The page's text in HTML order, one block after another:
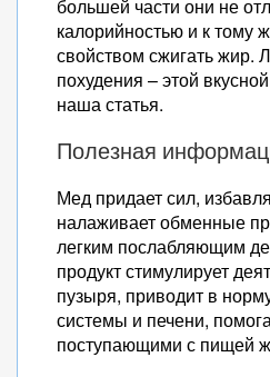
большей части они не
калорийностью и к тому
свойством сжигать жир.
похудения – этой
наша статья.
Полезная
Мед придает сил,
налаживает обменные
легким послабляющим
продукт стимулирует
пузыря, приводит в
системы и печени,
поступающими с пищей